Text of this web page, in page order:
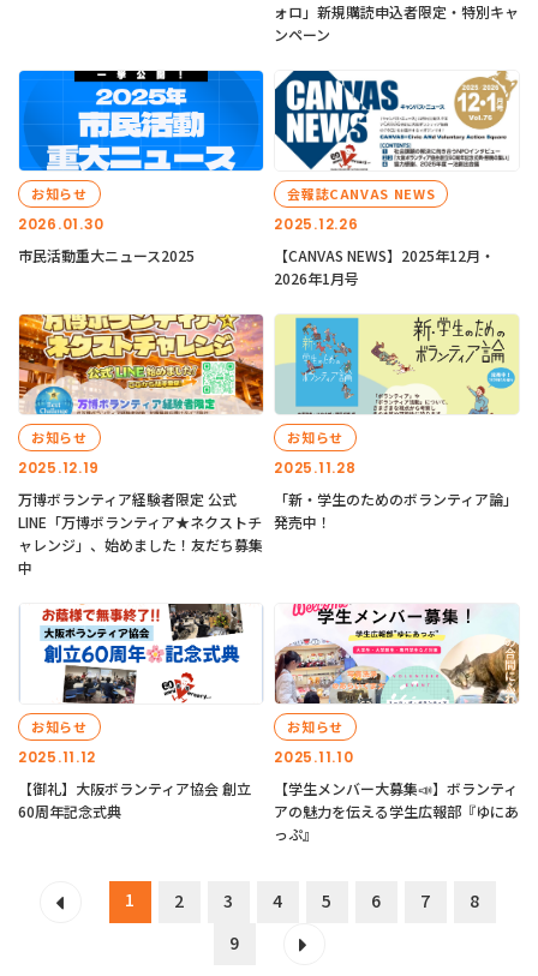
ォロ」新規購読申込者限定・特別キャ
ンペーン
2026.01.30
お知らせ
市民活動重大ニュース2025
2025.12.26
会報誌CANVAS NEWS
【CANVAS NEWS】2025年12月・
2026年1月号
2025.12.19
お知らせ
万博ボランティア経験者限定 公式
LINE「万博ボランティア★ネクストチ
ャレンジ」、始めました！友だち募集
中
2025.11.28
お知らせ
「新・学生のためのボランティア論」
発売中！
2025.11.12
お知らせ
【御礼】大阪ボランティア協会 創立
60周年記念式典
2025.11.10
お知らせ
【学生メンバー大募集📣】ボランティ
アの魅力を伝える学生広報部『ゆにあ
っぷ』
1 2 3 4 5 6 7
8
9